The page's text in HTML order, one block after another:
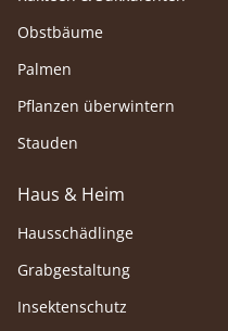
Obstbäume
Palmen
Pflanzen überwintern
Stauden
Haus & Heim
Hausschädlinge
Grabgestaltung
Insektenschutz